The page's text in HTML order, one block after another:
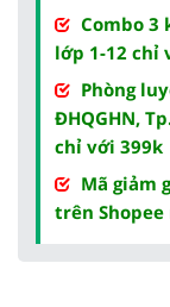
Combo 3
lớp 1-12 chỉ
Phòng
ĐHQGHN,
chỉ với 399k
Mã giảm
trên Shopee